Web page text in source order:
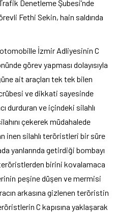
Denetleme Şubesi’nde
Fethi Sekin, hain saldırıda
otomobille İzmir Adliyesinin C
görev yapması dolayısıyla
ait araçları tek tek bilen
ve dikkati sayesinde
durduran ve içindeki silahlı
çekerek müdahalede
inen silahlı teröristleri bir süre
yanlarında getirdiği bombayı
birini kovalamaca
peşine düşen ve mermisi
arkasına gizlenen teröristin
C kapısına yaklaşarak